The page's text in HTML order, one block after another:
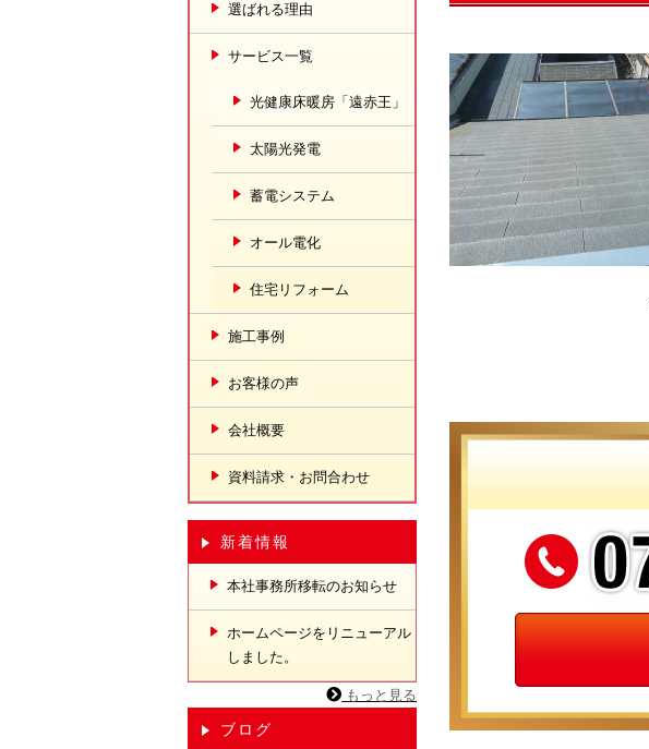
選ばれる理由
サービス一覧
光健康床暖房「遠赤王」
太陽光発電
蓄電システム
オール電化
住宅リフォーム
施工事例
お客様の声
会社概要
資料請求・お問合わせ
新着情報
本社事務所移転のお知らせ
ホームページをリニューアル
しました。
もっと見る
ブログ